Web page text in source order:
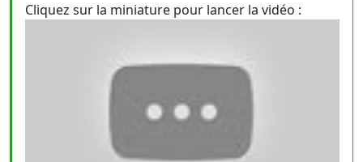
Cliquez sur la miniature pour lancer la vidéo :